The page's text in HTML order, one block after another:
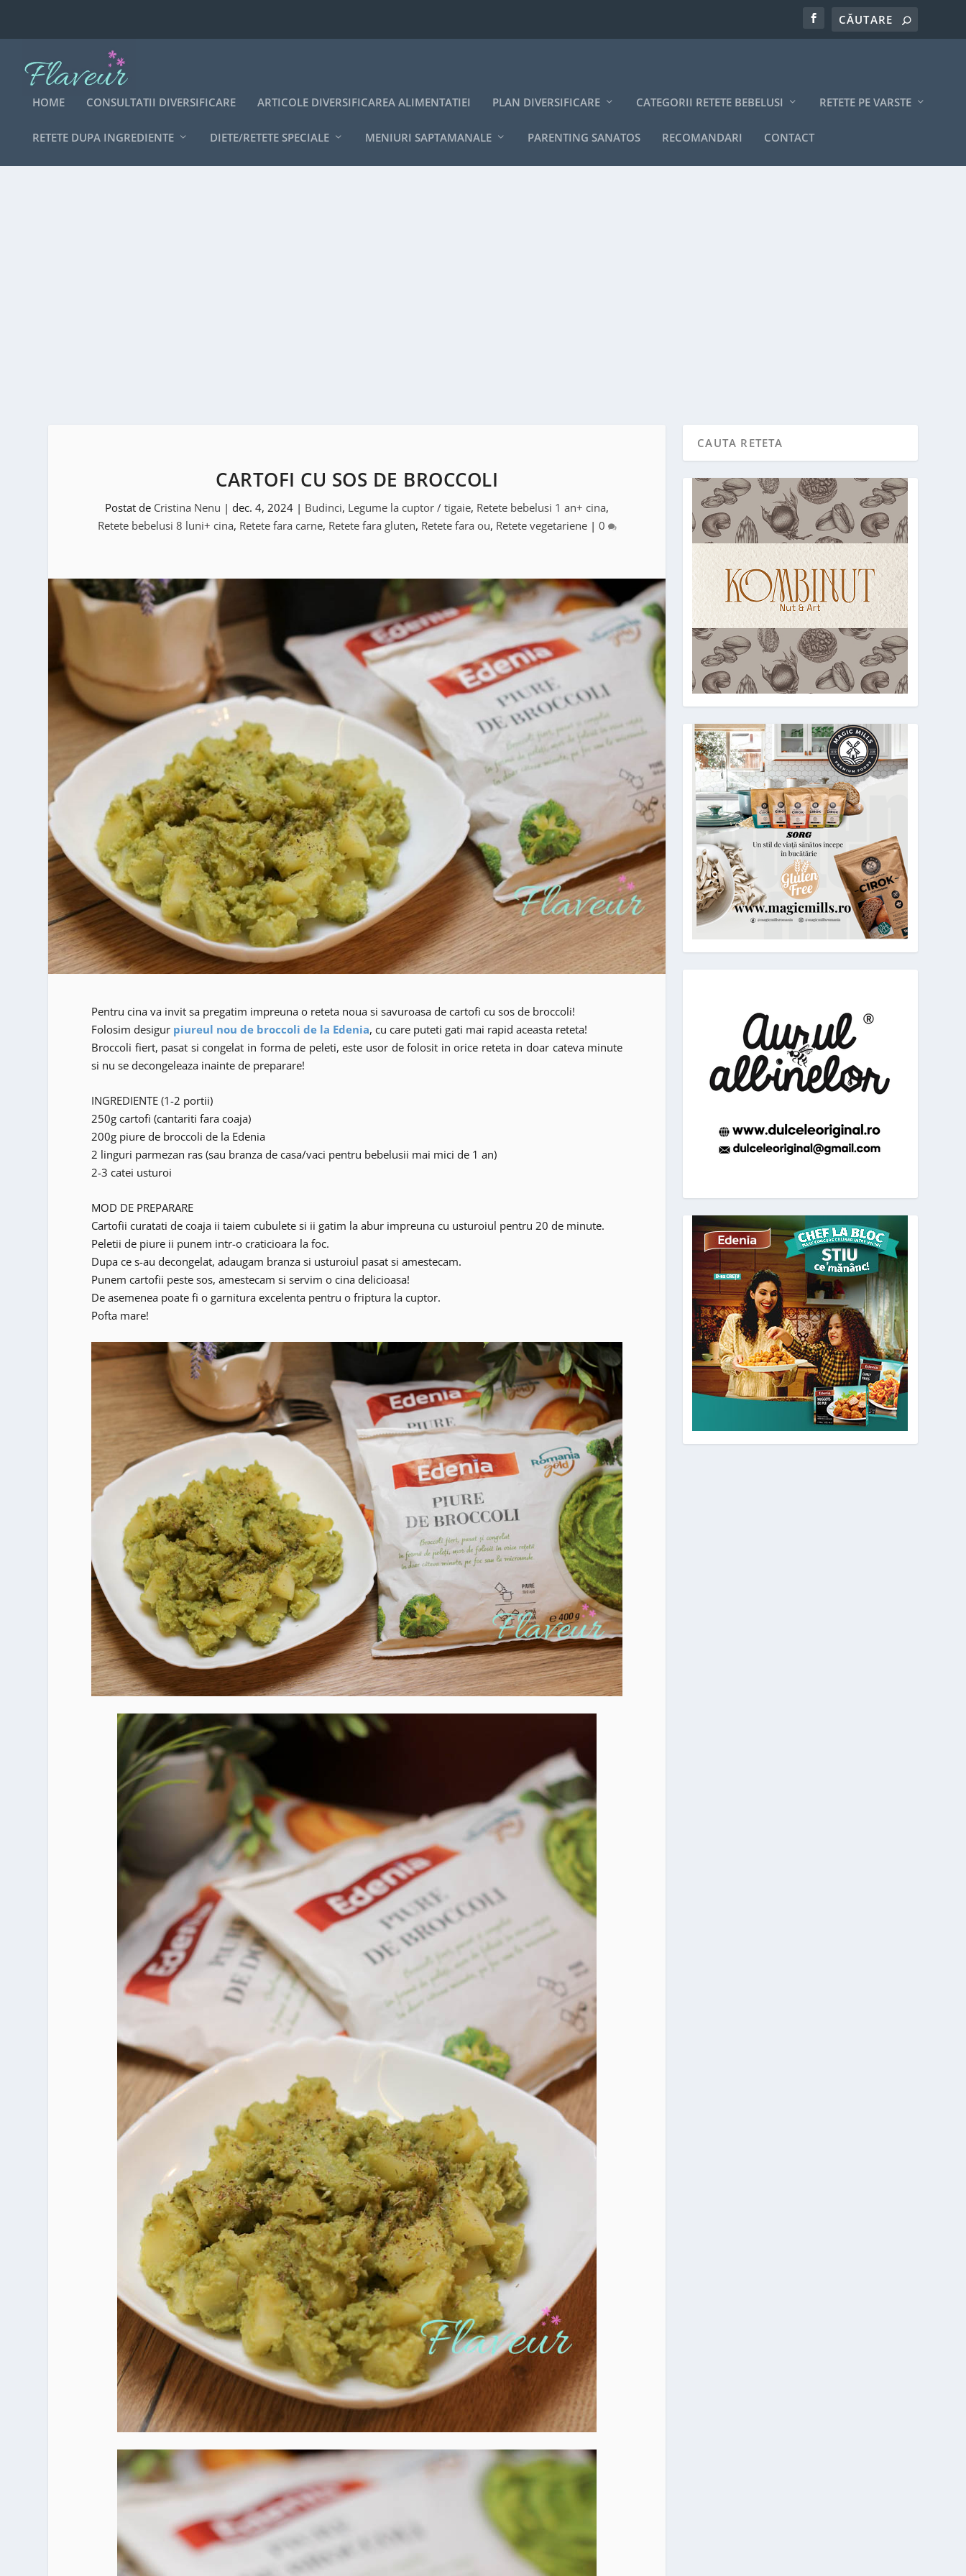
HOME CONSULTATII DIVERSIFICARE ARTICOLE DIVERSIFICAREA ALIMENTATIEI PLAN DIVERSIFICARE CATEGORII RETETE BEBELUSI RETETE PE VARSTE
RETETE DUPA INGREDIENTE DIETE/RETETE SPECIALE MENIURI SAPTAMANALE PARENTING SANATOS RECOMANDARI CONTACT
CARTOFI CU SOS DE BROCCOLI
Postat de Cristina Nenu |dec. 4, 2024 | Budinci, Legume la cuptor / tigaie, Retete bebelusi 1 an+ cina,
Retete bebelusi 8 luni+ cina, Retete fara carne, Retete fara gluten, Retete fara ou, Retete vegetariene| 0
Pentru cina va invit sa pregatim impreuna o reteta noua si savuroasa de cartofi cu sos de broccoli!
Folosim desigur piureul nou de broccoli de la Edenia, cu care puteti gati mai rapid aceasta reteta!
Broccoli fiert, pasat si congelat in forma de peleti, este usor de folosit in orice reteta in doar cateva minute
si nu se decongeleaza inainte de preparare!
INGREDIENTE (1-2 portii)
250g cartofi (cantariti fara coaja)
200g piure de broccoli de la Edenia
2 linguri parmezan ras (sau branza de casa/vaci pentru bebelusii mai mici de 1 an)
2-3 catei usturoi
MOD DE PREPARARE
Cartofii curatati de coaja ii taiem cubulete si ii gatim la abur impreuna cu usturoiul pentru 20 de minute.
Peletii de piure ii punem intr-o craticioara la foc.
Dupa ce s-au decongelat, adaugam branza si usturoiul pasat si amestecam.
Punem cartofii peste sos, amestecam si servim o cina delicioasa!
De asemenea poate fi o garnitura excelenta pentru o friptura la cuptor.
Pofta mare!